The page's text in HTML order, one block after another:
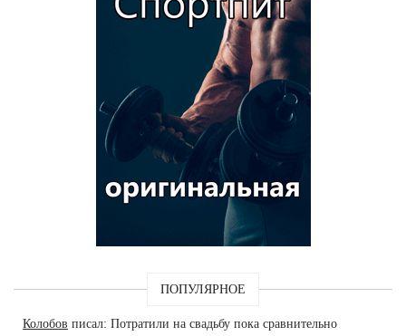
ПОПУЛЯРНОЕ
Колобов писал: Потратили на свадьбу пока сравнительно